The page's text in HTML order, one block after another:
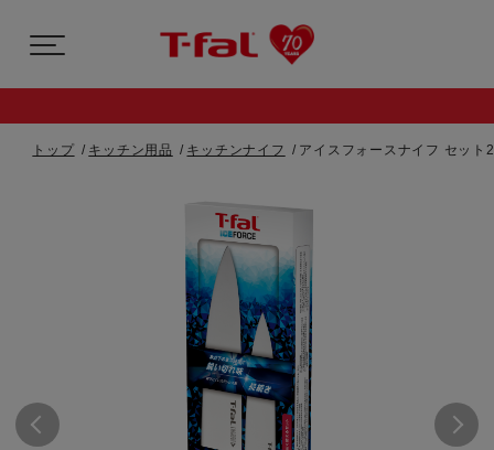
トップ キッチン用品 キッチンナイフ アイスフォースナイフ セッ